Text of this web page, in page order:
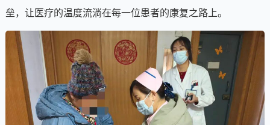
垒，让医疗的温度流淌在每一位患者的康复之路上。